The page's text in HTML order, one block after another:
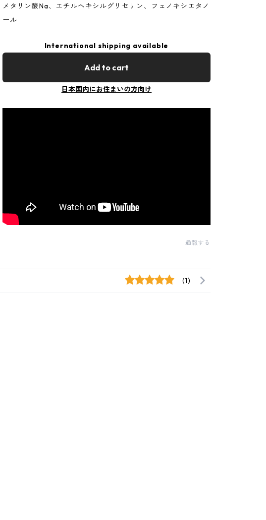
メタリン酸Na、エチルヘキシルグリセリン、フェノキシエタノ
ール
International shipping available
Add to cart
日本国内にお住まいの方向け
通報する
(1)